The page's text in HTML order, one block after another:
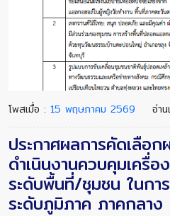
โพสเมื่อ : 15 พฤษภาคม 2569 อ่าน
ประกาศผลการคัดเลือ
ดำเนินงานควบคุมเครื่
ระดับพื้นที่/ชุมชน ในกา
ระดับภูมิภาค ภาคกลาง